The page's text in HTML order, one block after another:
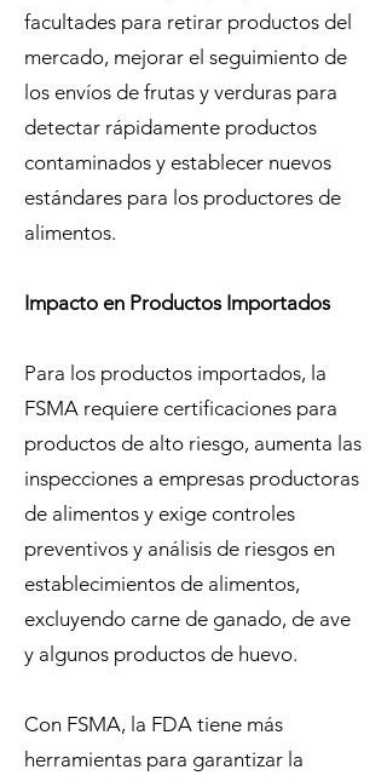
facultades para retirar productos del
mercado, mejorar el seguimiento de
los envíos de frutas y verduras para
detectar rápidamente productos
contaminados y establecer nuevos
estándares para los productores de
alimentos.
Impacto en Productos Importados
Para los productos importados, la
FSMA requiere certificaciones para
productos de alto riesgo, aumenta las
inspecciones a empresas productoras
de alimentos y exige controles
preventivos y análisis de riesgos en
establecimientos de alimentos,
excluyendo carne de ganado, de ave
y algunos productos de huevo.
Con FSMA, la FDA tiene más
herramientas para garantizar la